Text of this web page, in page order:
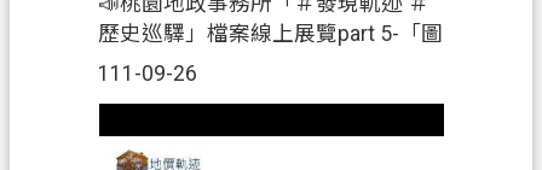
服務。|☎️ #預約專線：03-
3695588#405 莊小姐|歡迎踴躍參展
111-09-26
歷史巡驛」檔案線上展覽part 5-「圖
籍軌迹」|在本所4樓展出「發現軌
願景館(建築物)，並結合桃園火車站